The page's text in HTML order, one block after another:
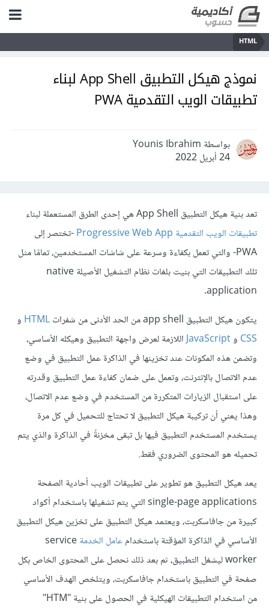
HTML
نموذج هيكل التطبيق App Shell لبناء
تطبيقات الويب التقدمية PWA
بواسطة Younis Ibrahim
24 أبريل 2022
تعد بنية هيكل التطبيق App Shell هي إحدى الطرق المستعملة لبناء
تطبيقات الويب التقدمية Progressive Web App
-تختصر إلى
PWA- والتي تعمل بكفاءة وسرعة على شاشات المستخدمين، تمامًا مثل
تلك التطبيقات التي بنيت بلغات نظام التشغيل الأصيلة native
application.
يتكون هيكل التطبيق app shell من الحد الأدنى من شفرات
HTML و
CSS وJavaScriptاللازمة لعرض واجهة التطبيق وهيكله الأساسي،
وتضمن هذه المكونات عند تخزينها في الذاكرة عمل التطبيق في وضع
عدم الاتصال بالإنترنت، وتعمل على ضمان كفاءة عمل التطبيق وقدرته
على استقبال الزيارات المتكررة من المستخدم في وضع عدم الاتصال،
وهذا يعني أن تركيبة هيكل التطبيق لا تحتاج للتحميل في كل مرة
يستخدم المستخدم التطبيق فيها بل تبقى مخزنةً في الذاكرة والذي يتم
تحميله هو المحتوى الضروري فقط.
يعد هيكل التطبيق هو تطوير على تطبيقات الويب أحادية الصفحة
single-page applications التي يتم تشغيلها باستخدام أكواد
كبيرة من جافاسكربت، ويعتمد هيكل التطبيق على تخزين هيكل التطبيق
الأساسي في الذاكرة المؤقتة باستخدامعامل الخدمةservice
worker ليشغل التطبيق، ثم بعد ذلك نحصل على المحتوى الخاص بكل
صفحة في التطبيق باستخدام جافاسكربت، ويتلخص الهدف الأساسي
من استخدام التطبيقات الهيكلية في الحصول على بنية "HTM"